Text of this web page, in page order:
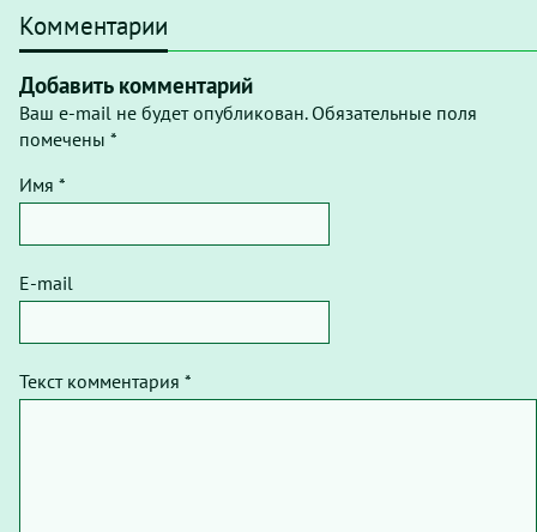
Комментарии
Добавить комментарий
Ваш e-mail не будет опубликован. Обязательные поля
помечены *
Имя *
E-mail
Текст комментария *